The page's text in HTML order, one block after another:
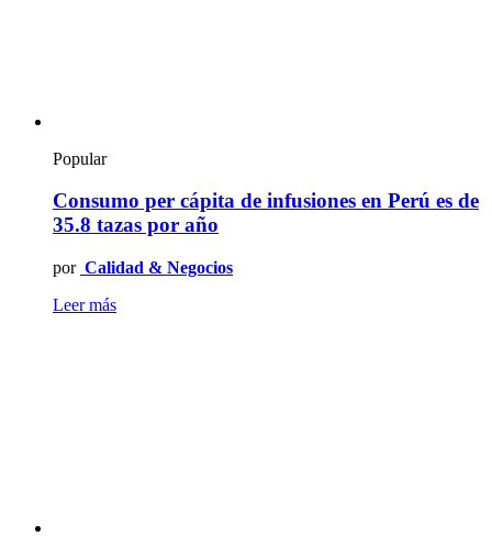
Popular
Consumo per cápita de infusiones en Perú es de
35.8 tazas por año
por Calidad & Negocios
Leer más